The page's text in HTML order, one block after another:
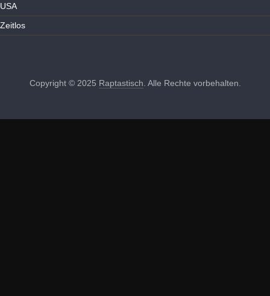
USA
Zeitlos
Copyright © 2025 Raptastisch . Alle Rechte vorbehalten.